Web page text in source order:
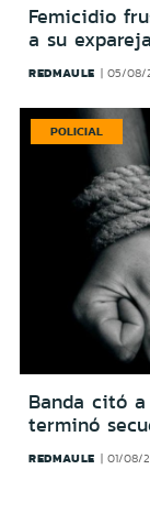
Femicidio
a su
REDMAULE 05/08/
POLICIAL
Banda citó
terminó
REDMAULE 01/08/